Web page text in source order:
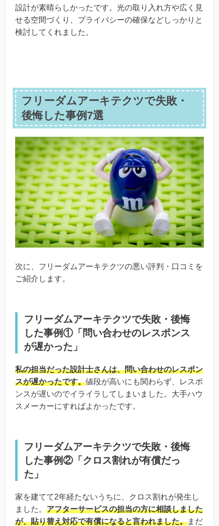
設計が素晴らしかったです。光の取り入れ方や広く見
せる空間づくり、プライバシーの確保などしっかりと
検討してくれました。
フリーダムアーキテクツで失敗・
後悔した事例7選
次に、フリーダムアーキテクツの悪い評判・口コミを
ご紹介します。
フリーダムアーキテクツで失敗・後悔
した事例①「問い合わせのレスポンス
が遅かった」
私の担当だった設計士さんは、問い合わせのレスポン
スが遅かったです。値段が高いにも関わらず、レスポ
ンスが遅いのでイライラしてしまいました。大手ハウ
スメーカーにすればよかったです。
フリーダムアーキテクツで失敗・後悔
した事例②「クロス割れが有償だっ
た」
家を建てて2年経たないうちに、クロス割れが発生し
ました。 アフターサービスの担当の方に相談しました
が、貼り替え対応で有償になると言われました。まだ